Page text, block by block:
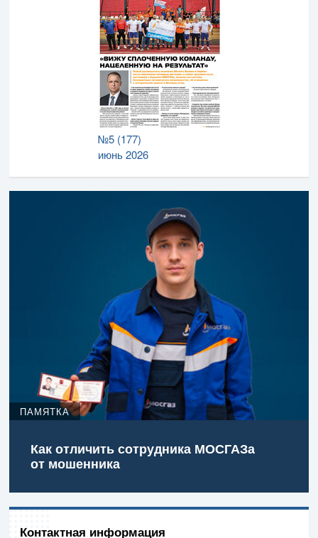
№5 (177)
июнь 2026
ПАМЯТКА
Как отличить сотрудника МОСГАЗа
от мошенника
Контактная информация